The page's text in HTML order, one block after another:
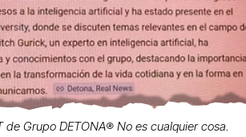
de Grupo DETONA®️ No es cualquier cosa.